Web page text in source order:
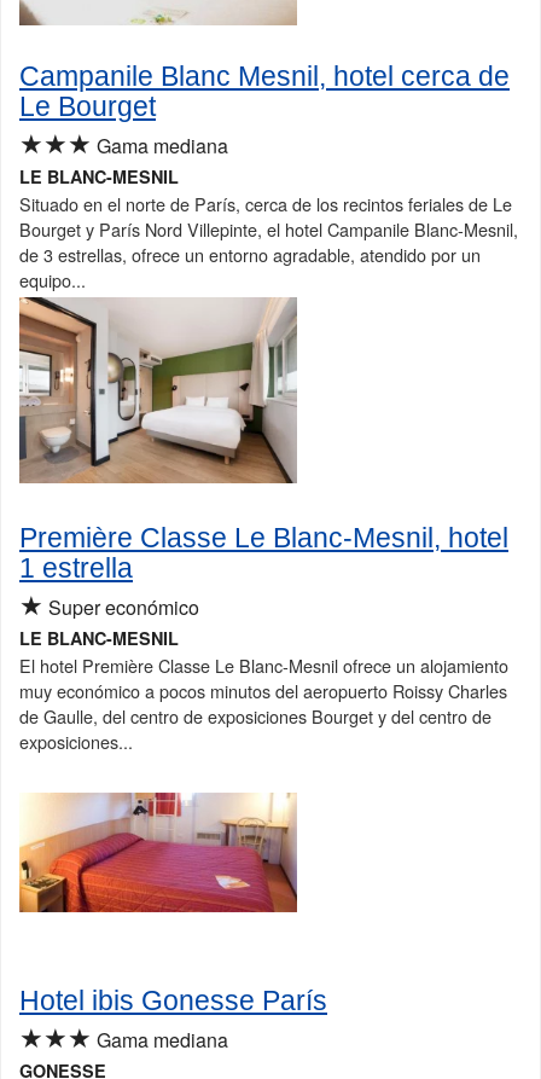
Campanile Blanc Mesnil, hotel cerca de
Le Bourget
★★★ Gama mediana
LE BLANC-MESNIL
Situado en el norte de París, cerca de los recintos feriales de Le
Bourget y París Nord Villepinte, el hotel Campanile Blanc-Mesnil,
de 3 estrellas, ofrece un entorno agradable, atendido por un
equipo...
Première Classe Le Blanc-Mesnil, hotel
1 estrella
★ Super económico
LE BLANC-MESNIL
El hotel Première Classe Le Blanc-Mesnil ofrece un alojamiento
muy económico a pocos minutos del aeropuerto Roissy Charles
de Gaulle, del centro de exposiciones Bourget y del centro de
exposiciones...
Hotel ibis Gonesse París
★★★ Gama mediana
GONESSE